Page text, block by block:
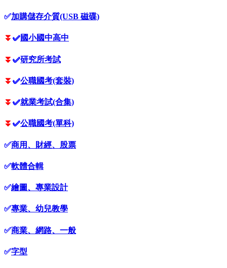
✅加購儲存介質(USB 磁碟)
⏬ ✅國小國中高中
⏬ ✅研究所考試
⏬ ✅公職國考(套裝)
⏬ ✅就業考試(合集)
⏬ ✅公職國考(單科)
✅商用、財經、股票
✅軟體合輯
✅繪圖、專業設計
✅專業、幼兒教學
✅商業、網路、一般
✅字型